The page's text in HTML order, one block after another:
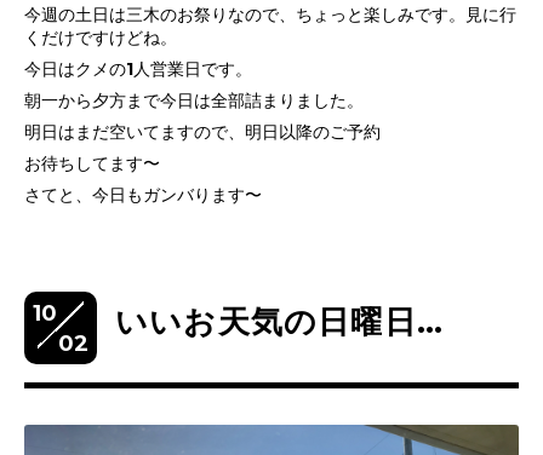
今週の土日は三木のお祭りなので、ちょっと楽しみです。見に行
くだけですけどね。
今日はクメの1人営業日です。
朝一から夕方まで今日は全部詰まりました。
明日はまだ空いてますので、明日以降のご予約
お待ちしてます〜
さてと、今日もガンバります〜
10
02
いいお天気の日曜日…